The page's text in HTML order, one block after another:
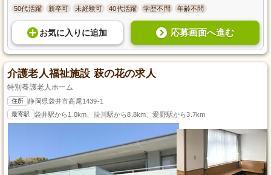
50代活躍 新卒可 未経験可 40代活躍 学歴不問 年齢不問
お気に入り に追加 応募画面へ進む
介護老人福祉施設 萩の花の求人
特別養護老人ホーム
住所 静岡県袋井市高尾1439-1
最寄駅 袋井駅から1.0km、掛川駅から8.8km、愛野駅から3.7km